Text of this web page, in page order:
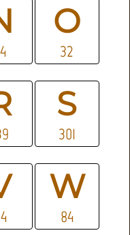
O
32
S
301
W
84